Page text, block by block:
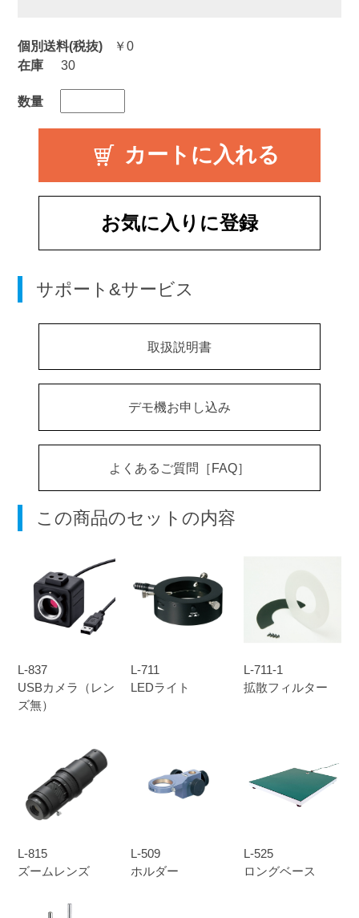
個別送料(税抜)
￥0
在庫
30
数量
お気に入りに登録
サポート&サービス
取扱説明書
デモ機お申し込み
よくあるご質問［FAQ］
この商品のセットの内容
L-837
USBカメラ（レン
ズ無）
L-711
LEDライト
L-711-1
拡散フィルター
L-815
ズームレンズ
L-509
ホルダー
L-525
ロングベース